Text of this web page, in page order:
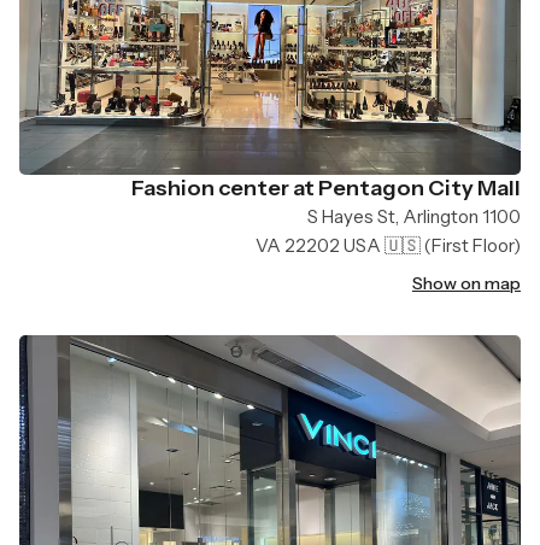
Fashion center at Pentagon City Mall
1100 S Hayes St, Arlington
VA 22202 USA 🇺🇸(First Floor)
Show on map